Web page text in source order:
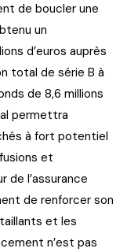
de boucler une
un
d’euros auprès
total de série B à
de 8,6 millions
permettra
à fort potentiel
et
l’assurance
de renforcer son
et les
n’est pas